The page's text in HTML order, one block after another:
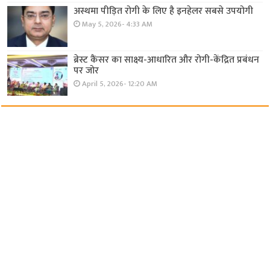
अस्थमा पीड़ित रोगी के लिए है इनहेलर सबसे उपयोगी
May 5, 2026- 4:33 AM
ब्रेस्ट कैंसर का साक्ष्य-आधारित और रोगी-केंद्रित प्रबंधन
पर जोर
April 5, 2026- 12:20 AM